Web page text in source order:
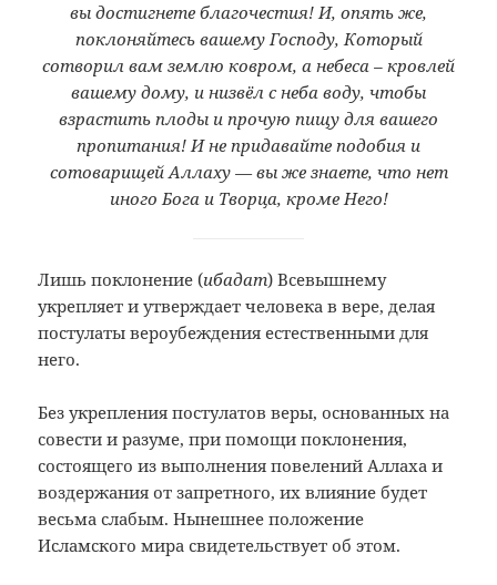
вы достигнете благочестия! И, опять же,
поклоняйтесь вашему Господу, Который
сотворил вам землю ковром, а небеса – кровлей
вашему дому, и низвёл с неба воду, чтобы
взрастить плоды и прочую пищу для вашего
пропитания! И не придавайте подобия и
сотоварищей Аллаху — вы же знаете, что нет
иного Бога и Творца, кроме Него!
Лишь поклонение (ибадат) Всевышнему
укрепляет и утверждает человека в вере, делая
постулаты вероубеждения естественными для
него.
Без укрепления постулатов веры, основанных на
совести и разуме, при помощи поклонения,
состоящего из выполнения повелений Аллаха и
воздержания от запретного, их влияние будет
весьма слабым. Нынешнее положение
Исламского мира свидетельствует об этом.